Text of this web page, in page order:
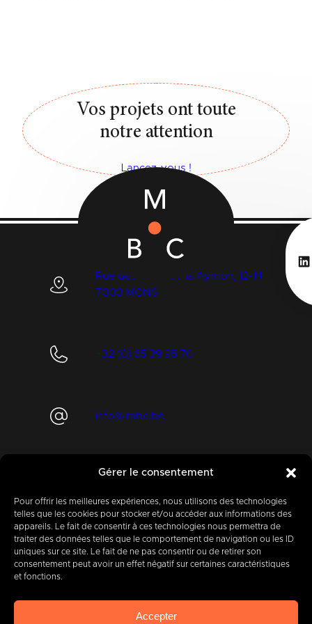
Gérer le consentement
Pour offrir les meilleures expériences, nous utilisons des technologies
telles que les cookies pour stocker et/ou accéder aux informations des
appareils. Le fait de consentir à ces technologies nous permettra de
traiter des données telles que le comportement de navigation ou les ID
uniques sur ce site. Le fait de ne pas consentir ou de retirer son
consentement peut avoir un effet négatif sur certaines caractéristiques
et fonctions.
Accepter
Vos projets ont toute
notre attention
Lancez-vous !
Rue des Quatre Fils Aymon, 12-14
7000 MONS
+32 (0) 65 39 95 70
info@imbc.be
Aujourd’hui, partenaire
400entreprises.
IMBCLégalCookiesVie privée